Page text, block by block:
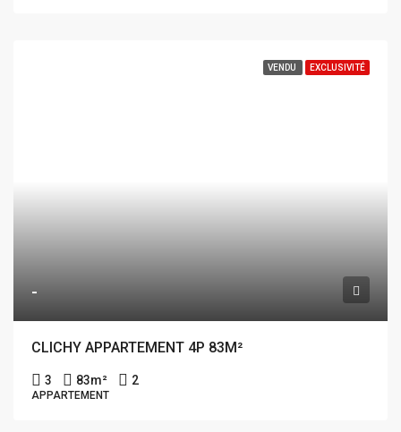
VENDU EXCLUSIVITÉ
-
CLICHY APPARTEMENT 4P 83M²
3 83m² 2
APPARTEMENT